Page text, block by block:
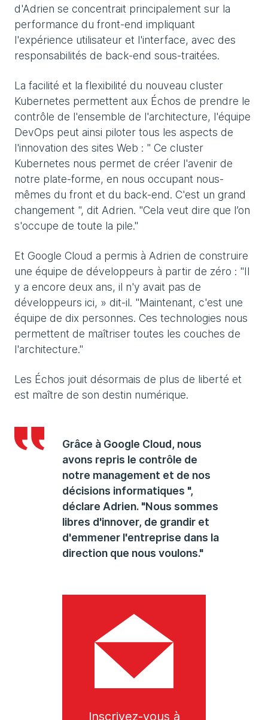
d'Adrien se concentrait principalement sur la
performance du front-end impliquant
l'expérience utilisateur et l'interface, avec des
responsabilités de back-end sous-traitées.
La facilité et la flexibilité du nouveau cluster
Kubernetes permettent aux Échos de prendre le
contrôle de l'ensemble de l'architecture, l'équipe
DevOps peut ainsi piloter tous les aspects de
l'innovation des sites Web : " Ce cluster
Kubernetes nous permet de créer l'avenir de
notre plate-forme, en nous occupant nous-
mêmes du front et du back-end. C'est un grand
changement ", dit Adrien. "Cela veut dire que l’on
s'occupe de toute la pile."
Et Google Cloud a permis à Adrien de construire
une équipe de développeurs à partir de zéro : "Il
y a encore deux ans, il n'y avait pas de
développeurs ici, » dit-il. "Maintenant, c'est une
équipe de dix personnes. Ces technologies nous
permettent de maîtriser toutes les couches de
l'architecture."
Les Échos jouit désormais de plus de liberté et
est maître de son destin numérique.
Grâce à Google Cloud, nous
avons repris le contrôle de
notre management et de nos
décisions informatiques ",
déclare Adrien. "Nous sommes
libres d'innover, de grandir et
d'emmener l'entreprise dans la
direction que nous voulons."
Inscrivez-vous à